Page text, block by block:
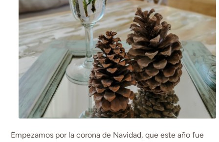
Empezamos por la corona de Navidad, que este año fue